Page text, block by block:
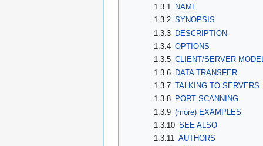
1.3.1 NAME
1.3.2 SYNOPSIS
1.3.3 DESCRIPTION
1.3.4 OPTIONS
1.3.5 CLIENT/SERVER
1.3.6 DATA TRANSFER
1.3.7 TALKING TO SERVERS
1.3.8 PORT SCANNING
1.3.9 (more) EXAMPLES
1.3.10 SEE ALSO
1.3.11 AUTHORS